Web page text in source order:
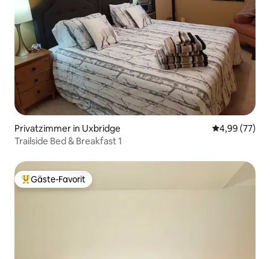
Privatzimmer in Uxbridge
4,99 (77)
Trailside Bed & Breakfast 1
Beliebter Gäste-Favorit.
Gäste-Favorit